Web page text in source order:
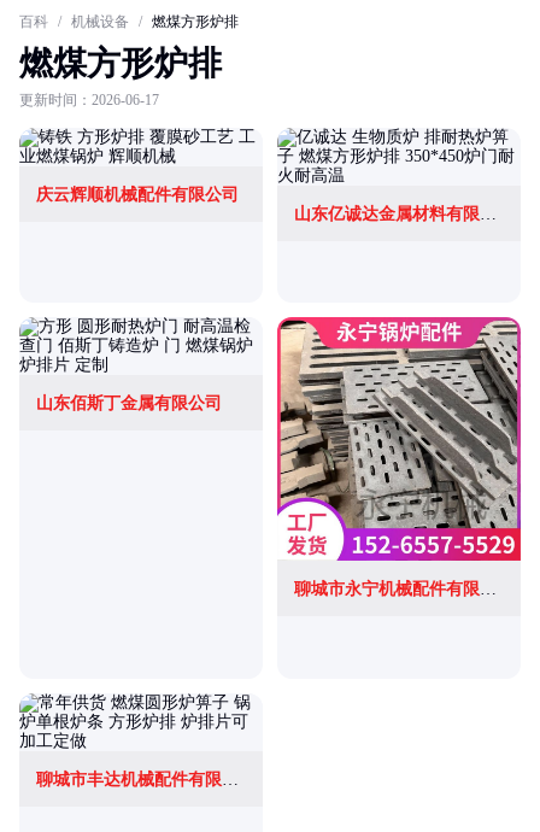
百科 / 机械设备 / 燃煤方形炉排
燃煤方形炉排
更新时间：2026-06-17
庆云辉顺机械配件有限公司
山东亿诚达金属材料有限公司
山东佰斯丁金属有限公司
聊城市永宁机械配件有限公司